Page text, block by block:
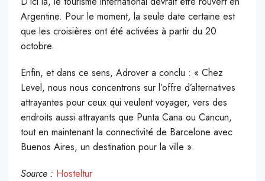
Argentine. Pour le moment, la seule date certaine est
que les croisières ont été activées à partir du 20
octobre.
Enfin, et dans ce sens, Adrover a conclu : « Chez
Level, nous nous concentrons sur l’offre d’alternatives
attrayantes pour ceux qui veulent voyager, vers des
endroits aussi attrayants que Punta Cana ou Cancun,
tout en maintenant la connectivité de Barcelone avec
Buenos Aires, un destination pour la ville ».
Source : Hosteltur